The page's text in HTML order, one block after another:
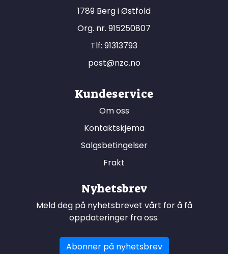
1789 Berg i Østfold
Org. nr. 915250807
Tlf: 91313793
post@nzc.no
Kundeservice
Om oss
Kontaktskjema
Salgsbetingelser
Frakt
Nyhetsbrev
Meld deg på nyhetsbrevet vårt for å få
oppdateringer fra oss.
Abonner på nyhetsbrev